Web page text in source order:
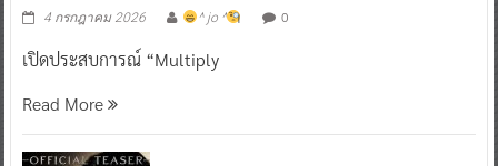
4 กรกฎาคม 2026 ^ jo ^ 0
เปิดประสบการณ์ “Multiply
Read More